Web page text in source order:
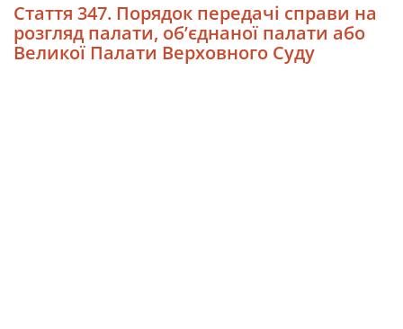
Стаття 347. Порядок передачі справи на
розгляд палати, об’єднаної палати або
Великої Палати Верховного Суду